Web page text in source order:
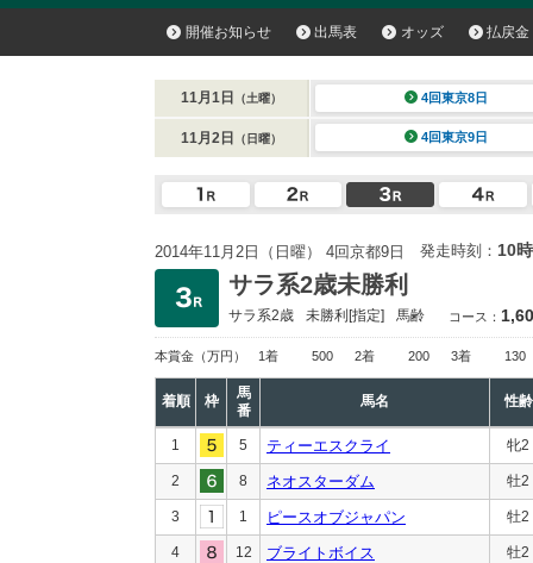
開催お知らせ 出馬表 オッズ 払戻金
11月1日 （土曜） 4回東京8日
11月2日 （日曜） 4回東京9日
2014年11月2日（日曜） 4回京都9日 発走時刻： 10
サラ系2歳未勝利
サラ系2歳 未勝利[指定] 馬齢 コース：
本賞金 （万円） 1着 500 2着 200 3着 130
着順 枠
馬
番
馬名 性齢
1 5 ティーエスクライ 牝2
2 8 ネオスターダム 牡2
3 1 ピースオブジャパン 牡2
4 12 ブライトボイス 牡2